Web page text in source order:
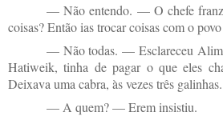
— Não entendo. — O chefe
coisas? Então ias trocar coisas com o
— Não todas. — Esclareceu
Hatiweik, tinha de pagar o que eles
Deixava uma cabra, às vezes três galinhas.
— A quem? — Erem insistiu.